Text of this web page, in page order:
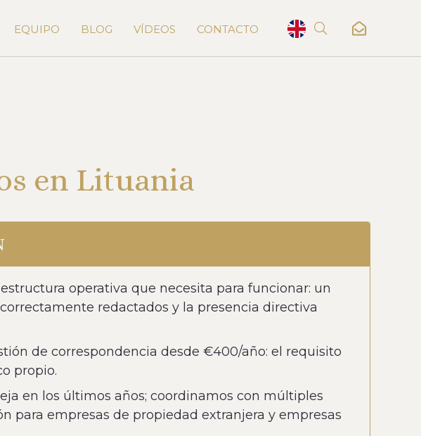
EQUIPO BLOG VÍDEOS CONTACTO
en Lituania
operativa que necesita para funcionar: un
redactados y la presencia directiva
de correspondencia desde €400/año: el requisito
propio.
en los últimos años; coordinamos con múltiples
para empresas de propiedad extranjera y empresas